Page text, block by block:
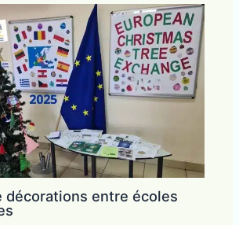
décorations entre écoles